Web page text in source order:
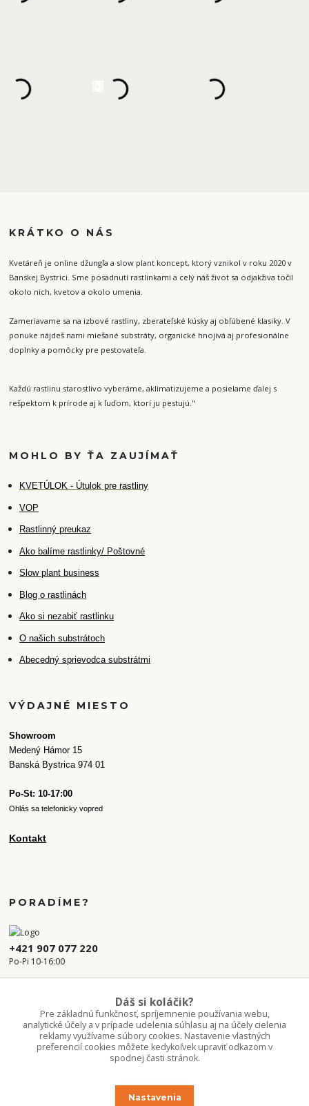
KRÁTKO O NÁS
Kvetáreň je online džungľa a slow plant koncept, ktorý vznikol v roku 2020 v
Banskej Bystrici. Sme posadnutí rastlinkami a celý náš život sa odjakživa točil
okolo nich, kvetov a okolo umenia.
Zameriavame sa na izbové rastliny, zberateľské kúsky aj obľúbené klasiky. V
ponuke nájdeš nami miešané substráty, organické hnojivá aj profesionálne
doplnky a pomôcky pre pestovateľa.
Každú rastlinu starostlivo vyberáme, aklimatizujeme a posielame ďalej s
rešpektom k prírode aj k ľuďom, ktorí ju pestujú."
MOHLO BY ŤA ZAUJÍMAŤ
KVETÚLOK - Útulok pre rastliny
VOP
Rastlinný preukaz
Ako balíme rastlinky/ Poštovné
Slow plant business
Blog o rastlinách
Ako si nezabiť rastlinku
O našich substrátoch
Abecedný sprievodca substrátmi
VÝDAJNÉ MIESTO
Showroom
Medený Hámor 15
Banská Bystrica 974 01
Po-St: 10-17:00
Ohlás sa telefonicky vopred
Kontakt
PORADÍME?
+421 907 077 220
Po-Pi 10-16:00
Upravit sběr cookies.
Dáš si koláčik?
Pre základnú funkčnosť, spríjemnenie používania webu,
analytické účely a v prípade udelenia súhlasu aj na účely cielenia
reklamy využívame súbory cookies. Nastavenie vlastných
preferencií cookies môžete kedykoľvek upraviť odkazom v
spodnej časti stránok.
Nastavenia